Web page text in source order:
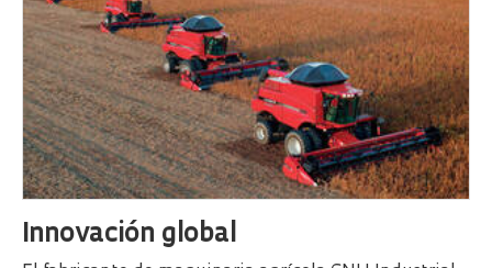
Innovación global